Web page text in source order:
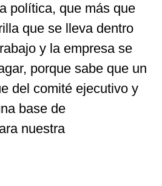
política, que más que
que se lleva dentro
y la empresa se
porque sabe que un
del comité ejecutivo y
base de
nuestra